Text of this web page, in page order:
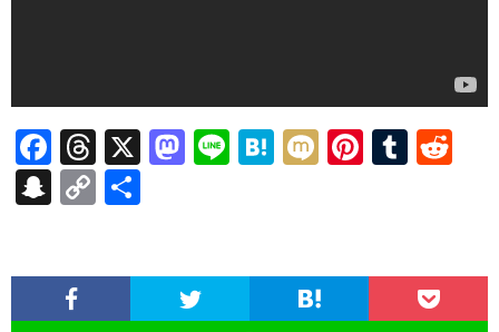
F
ac
e
o
T
hr
ea
X
M
o
Li H
a
M Pi
t
T
r
t
S
pc
C